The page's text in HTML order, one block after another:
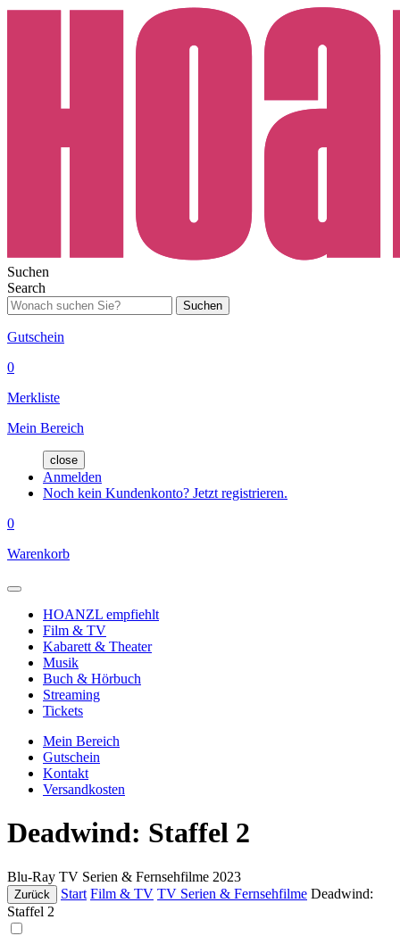
Suchen
Search
Suchen
Gutschein
0
Merkliste
Mein Bereich
close
Anmelden
Noch kein Kundenkonto? Jetzt registrieren.
0
Warenkorb
HOANZL empfiehlt
Film & TV
Kabarett & Theater
Musik
Buch & Hörbuch
Streaming
Tickets
Mein Bereich
Gutschein
Kontakt
Versandkosten
Deadwind: Staffel 2
Blu-Ray TV Serien & Fernsehfilme 2023
Zurück Start Film & TV TV Serien & Fernsehfilme Deadwind:
Staffel 2